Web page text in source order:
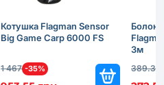
Котушка Flagman Sensor
Big Game Carp 6000 FS
1 467 -35%
3м
389.3